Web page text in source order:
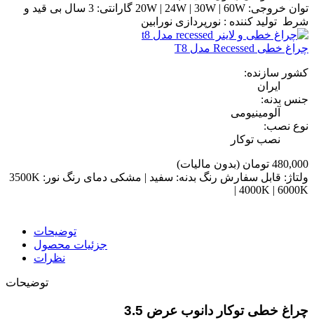
توان خروجی: 20W | 24W | 30W | 60W گارانتی: 3 سال بی قید و
شرط تولید کننده : نورپردازی نورابین
چراغ خطی Recessed مدل T8
کشور سازنده:
ایران
جنس بدنه:
آلومینیومی
نوع نصب:
نصب توکار
480,000 تومان
(بدون مالیات)
ولتاژ: قابل سفارش رنگ بدنه: سفید | مشکی دمای رنگ نور: 3500K
| 4000K | 6000K
توضیحات
جزئیات محصول
نظرات
توضیحات
چراغ خطی توکار دانوب عرض 3.5